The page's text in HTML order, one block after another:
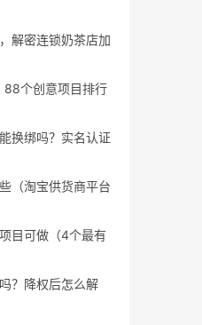
解密连锁奶茶店加
88个创意项目排行
换绑吗？实名认证
（淘宝供货商平台
目可做（4个最有
？降权后怎么解